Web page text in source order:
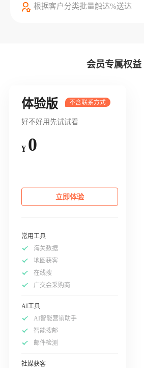
根据客户分类批量触达%送达
会员专属权益
体验版
好不好用先试试看
¥ 0
立即体验
常用工具
海关数据
地图获客
在线搜
广交会采购商
AI工具
AI智能营销助手
智能搜邮
邮件检测
社媒获客